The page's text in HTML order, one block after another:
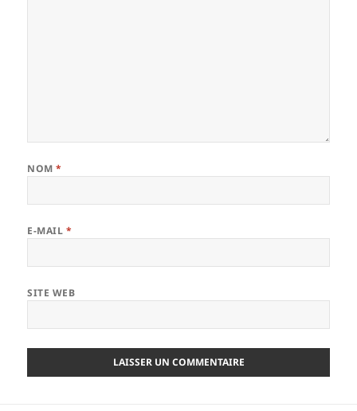
NOM*
E-MAIL *
SITE WEB